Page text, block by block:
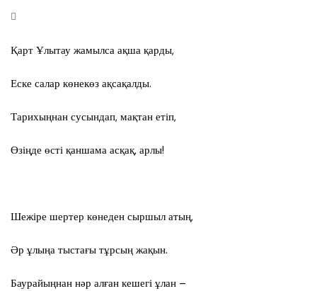
Қарт Ұлытау жамылса ақша қарды,
Еске салар көнекөз ақсақалды.
Тарихыңнан сусындап, мақтан етіп,
Өзіңде өсті қаншама асқақ, арлы!
Шежіре шертер көнеден сыршыл атың,
Әр ұлыңа тыстағы тұрсың жақын.
Баурайыңнан нәр алған кешегі ұлан –